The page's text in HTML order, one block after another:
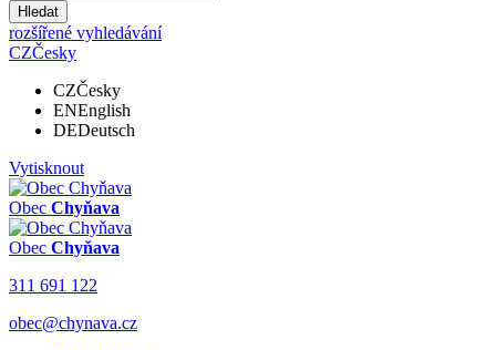
Hledat
rozšířené vyhledávání
CZČesky
CZČesky
ENEnglish
DEDeutsch
Vytisknout
Obec Chyňava
Obec Chyňava
311 691 122
obec@chynava.cz